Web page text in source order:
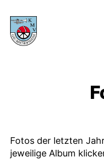
Fotos der letzten
jeweilige Album